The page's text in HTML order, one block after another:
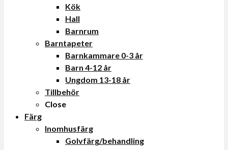
Kök
Hall
Barnrum
Barntapeter
Barnkammare 0-3 år
Barn 4-12 år
Ungdom 13-18 år
Tillbehör
Close
Färg
Inomhusfärg
Golvfärg/behandling